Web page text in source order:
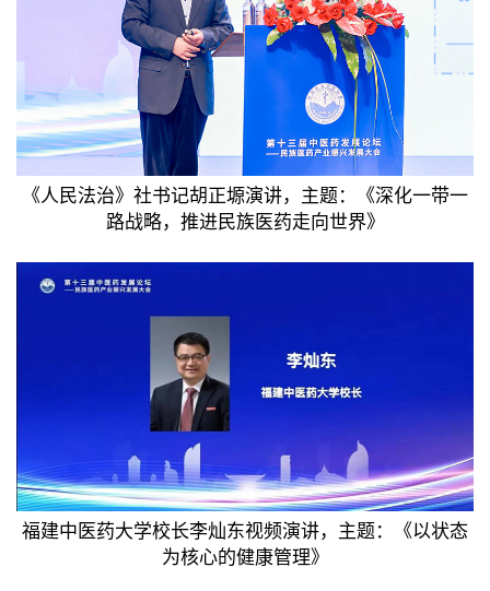
《人民法治》社书记胡正塬演讲，主题：《深化一带一
路战略，推进民族医药走向世界》
福建中医药大学校长李灿东视频演讲，主题：《以状态
为核心的健康管理》